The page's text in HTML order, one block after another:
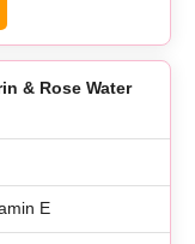
& Rose Water
E